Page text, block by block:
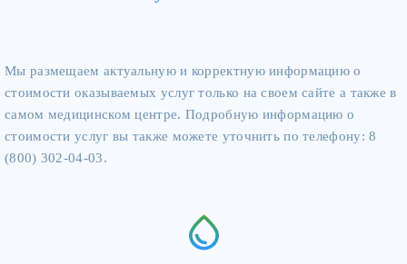
Мы размещаем актуальную и корректную информацию о
стоимости оказываемых услуг только на своем сайте а также в
самом медицинском центре. Подробную информацию о
стоимости услуг вы также можете уточнить по телефону: 8
(800) 302-04-03.